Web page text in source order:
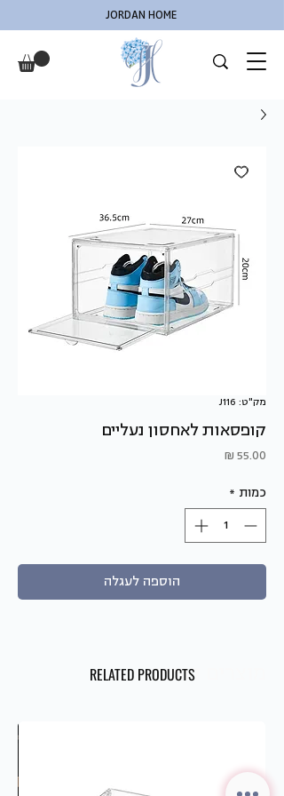
JORDAN HOME
מק"ט: J116
קופסאות לאחסון נעליים
כמות *
הוספה לעגלה
מוצרים דומיםRELATED PRODUCTS